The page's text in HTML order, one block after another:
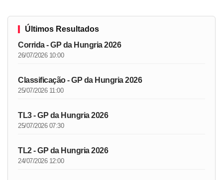
Últimos Resultados
Corrida - GP da Hungria 2026
26/07/2026 10:00
Classificação - GP da Hungria 2026
25/07/2026 11:00
TL3 - GP da Hungria 2026
25/07/2026 07:30
TL2 - GP da Hungria 2026
24/07/2026 12:00